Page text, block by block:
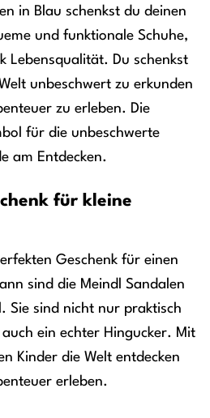
in Blau schenkst du deinen
und funktionale Schuhe,
Lebensqualität. Du schenkst
unbeschwert zu erkunden
zu erleben. Die
für die unbeschwerte
am Entdecken.
für kleine
Geschenk für einen
sind die Meindl Sandalen
Sie sind nicht nur praktisch
ein echter Hingucker. Mit
Kinder die Welt entdecken
erleben.